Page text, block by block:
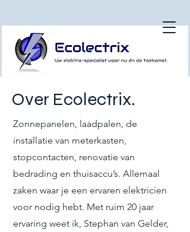
Over Ecolectrix.
Zonnepanelen, laadpalen, de
installatie van meterkasten,
stopcontacten, renovatie van
bedrading en thuisaccu’s. Allemaal
zaken waar je een ervaren elektricien
voor nodig hebt. Met ruim 20 jaar
ervaring weet ik, Stephan van Gelder,